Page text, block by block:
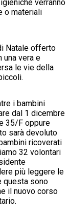
verranno
o materiali
Natale offerto
una vera e
le vie della
i bambini
dal 1 dicembre
35/F oppure
sarà devoluto
ricoverati
32 volontari
più leggere le
questa sono
il nuovo corso